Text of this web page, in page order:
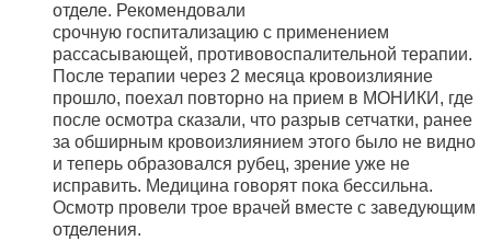
отделе. Рекомендовали
срочную госпитализацию с применением
рассасывающей, противовоспалительной терапии.
После терапии через 2 месяца кровоизлияние
прошло, поехал повторно на прием в МОНИКИ, где
после осмотра сказали, что разрыв сетчатки, ранее
за обширным кровоизлиянием этого было не видно
и теперь образовался рубец, зрение уже не
исправить. Медицина говорят пока бессильна.
Осмотр провели трое врачей вместе с заведующим
отделения.